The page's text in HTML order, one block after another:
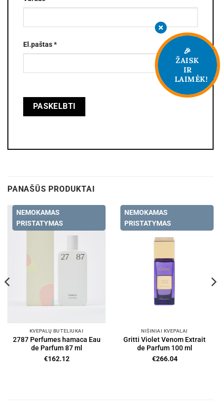
El.paštas*
PANAŠŪS PRODUKTAI
NEMOKAMAS
PRISTATYMAS
KVEPALŲ BUTELIUKAI
2787 Perfumes hamaca Eau
de Parfum 87 ml
€162.12
NEMOKAMAS
PRISTATYMAS
NIŠINIAI KVEPALAI
Gritti Violet Venom Extrait
de Parfum 100 ml
€266.04
🎉
ŽAISK
IR
LAIMĖK!